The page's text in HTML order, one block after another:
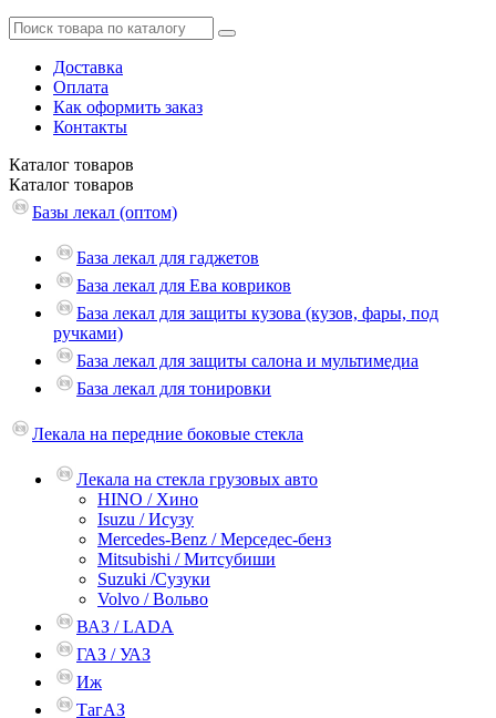
Доставка
Оплата
Как оформить заказ
Контакты
Каталог товаров
Каталог товаров
Базы лекал (оптом)
База лекал для гаджетов
База лекал для Ева ковриков
База лекал для защиты кузова (кузов, фары, под
ручками)
База лекал для защиты салона и мультимедиа
База лекал для тонировки
Лекала на передние боковые стекла
Лекала на стекла грузовых авто
HINO / Хино
Isuzu / Исузу
Mercedes-Benz / Мерседес-бенз
Mitsubishi / Митсубиши
Suzuki /Сузуки
Volvo / Вольво
ВАЗ / LADA
ГАЗ / УАЗ
Иж
ТагАЗ